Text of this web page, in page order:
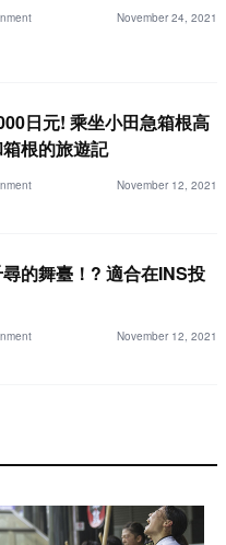
November 24, 2021
日元! 乘坐小田急箱根高
根的旅遊記
November 12, 2021
尋的舞臺！? 適合在INS投
November 12, 2021